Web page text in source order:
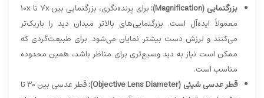
بزرگنمایی (Magnification):
برای پرنده‌نگری، بزرگنمایی بین 7x تا 10x
معمولاً ایده‌آل است. بزرگنمایی‌های بالاتر میدان دید را باریک‌تر
می‌کنند و لرزش دست بیشتر نمایان می‌شود. برای طبیعت‌گردی که
ممکن است نیاز به دید وسیع‌تری برای مناظر باشد، همین محدوده
مناسب است.
قطر عدسی شیئی (Objective Lens Diameter):
قطر عدسی بین 30 تا